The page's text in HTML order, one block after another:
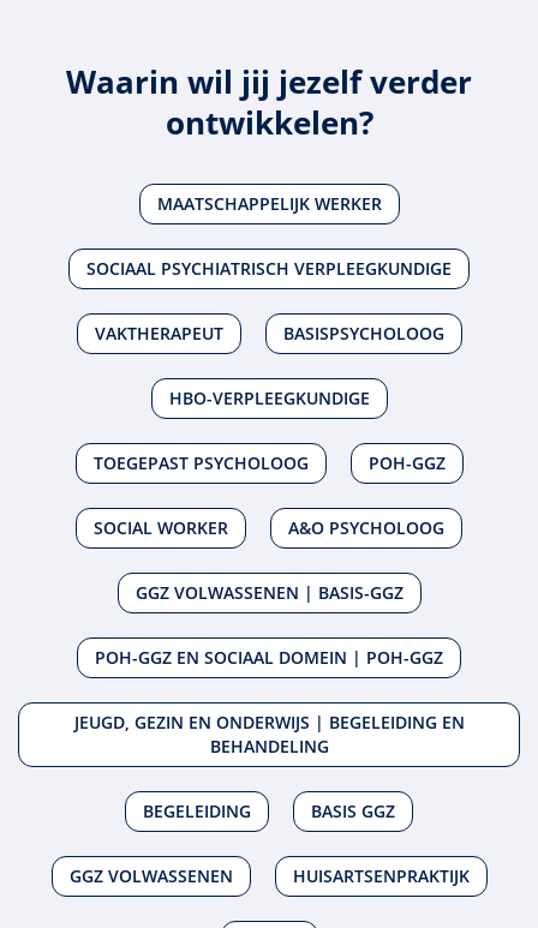
Waarin wil jij jezelf verder
ontwikkelen?
MAATSCHAPPELIJK WERKER
SOCIAAL PSYCHIATRISCH VERPLEEGKUNDIGE
VAKTHERAPEUT BASISPSYCHOLOOG
HBO-VERPLEEGKUNDIGE
TOEGEPAST PSYCHOLOOG POH-GGZ
SOCIAL WORKER A&O PSYCHOLOOG
GGZ VOLWASSENEN | BASIS-GGZ
POH-GGZ EN SOCIAAL DOMEIN | POH-GGZ
JEUGD, GEZIN EN ONDERWIJS | BEGELEIDING EN
BEHANDELING
BEGELEIDING BASIS GGZ
GGZ VOLWASSENEN HUISARTSENPRAKTIJK